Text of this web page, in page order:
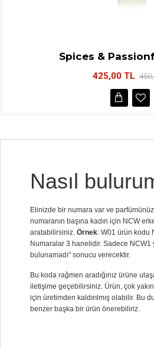
Spices &
425,00 TL
Nasıl
Elinizde bir numara var ve
numaranın başına kadın için NCW
aratabilirsiniz. Örnek: W01 ürün kodu
Numaralar 3 hanelidir. Sadece NCW1
bulunamadı" sonucu verecektir.
Bu koda rağmen aradığınız ürüne
iletişime geçebilirsiniz. Ürün, çok
için üretimden kaldırılmış olabilir. Bu
benzer başka bir ürün önerebiliriz.